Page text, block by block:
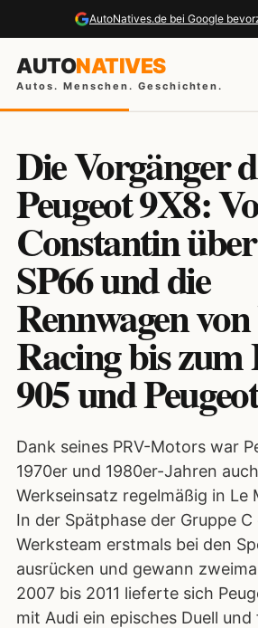
AutoNatives.de bei Google
AUTONATIVES
Autos. Menschen. Geschichten.
Die Vorgänger
Peugeot 9X8:
Constantin
SP66 und die
Rennwagen
Racing bis zum
905 und
Dank seines PRV-Motors war
1970er und 1980er-Jahren
Werkseinsatz regelmäßig in Le
In der Spätphase der Gruppe
Werksteam erstmals bei den
ausrücken und gewann
2007 bis 2011 lieferte sich
mit Audi ein episches Duell